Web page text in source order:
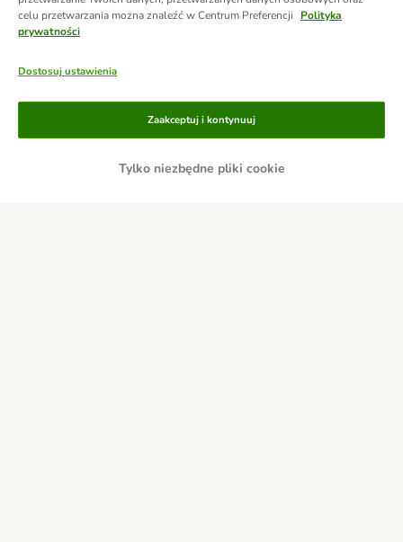
Metody płatności
Przelew Za pobraniem
celu przetwarzania można znaleźć w Centrum Preferencji
Polityka
prywatności
Dostosuj ustawienia
Tylko niezbędne pliki cookie
Zaakceptuj i kontynuuj